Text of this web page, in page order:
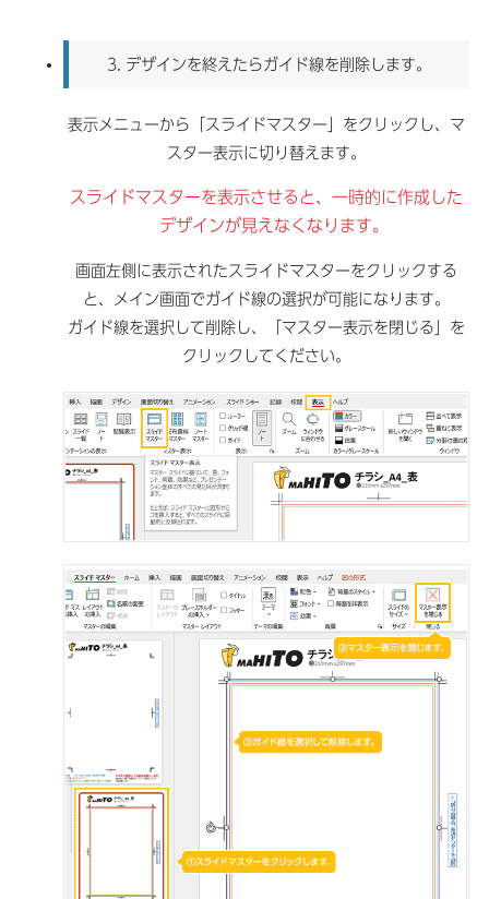
3. デザインを終えたらガイド線を削除します。
表示メニューから「スライドマスター」をクリックし、マ
スター表示に切り替えます。
スライドマスターを表示させると、一時的に作成した
デザインが見えなくなります。
画面左側に表示されたスライドマスターをクリックする
と、メイン画面でガイド線の選択が可能になります。
ガイド線を選択して削除し、「マスター表示を閉じる」を
クリックしてください。